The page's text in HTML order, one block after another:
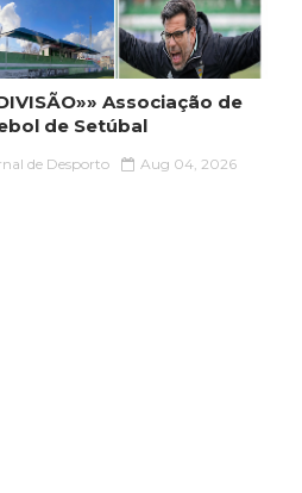
DIVISÃO»» Associação de
de Setúbal
de Desporto Aug 04, 2026